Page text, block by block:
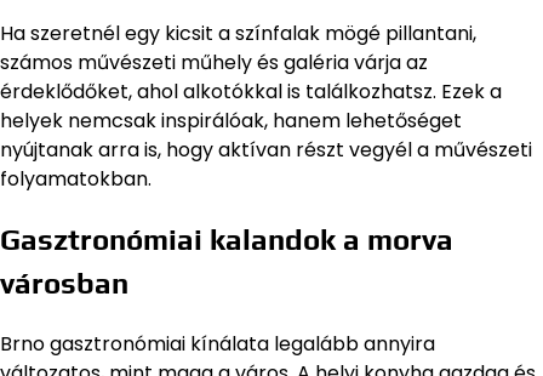
Ha szeretnél egy kicsit a színfalak mögé pillantani,
számos művészeti műhely és galéria várja az
érdeklődőket, ahol alkotókkal is találkozhatsz. Ezek a
helyek nemcsak inspirálóak, hanem lehetőséget
nyújtanak arra is, hogy aktívan részt vegyél a művészeti
folyamatokban.
Gasztronómiai kalandok a morva
városban
Brno gasztronómiai kínálata legalább annyira